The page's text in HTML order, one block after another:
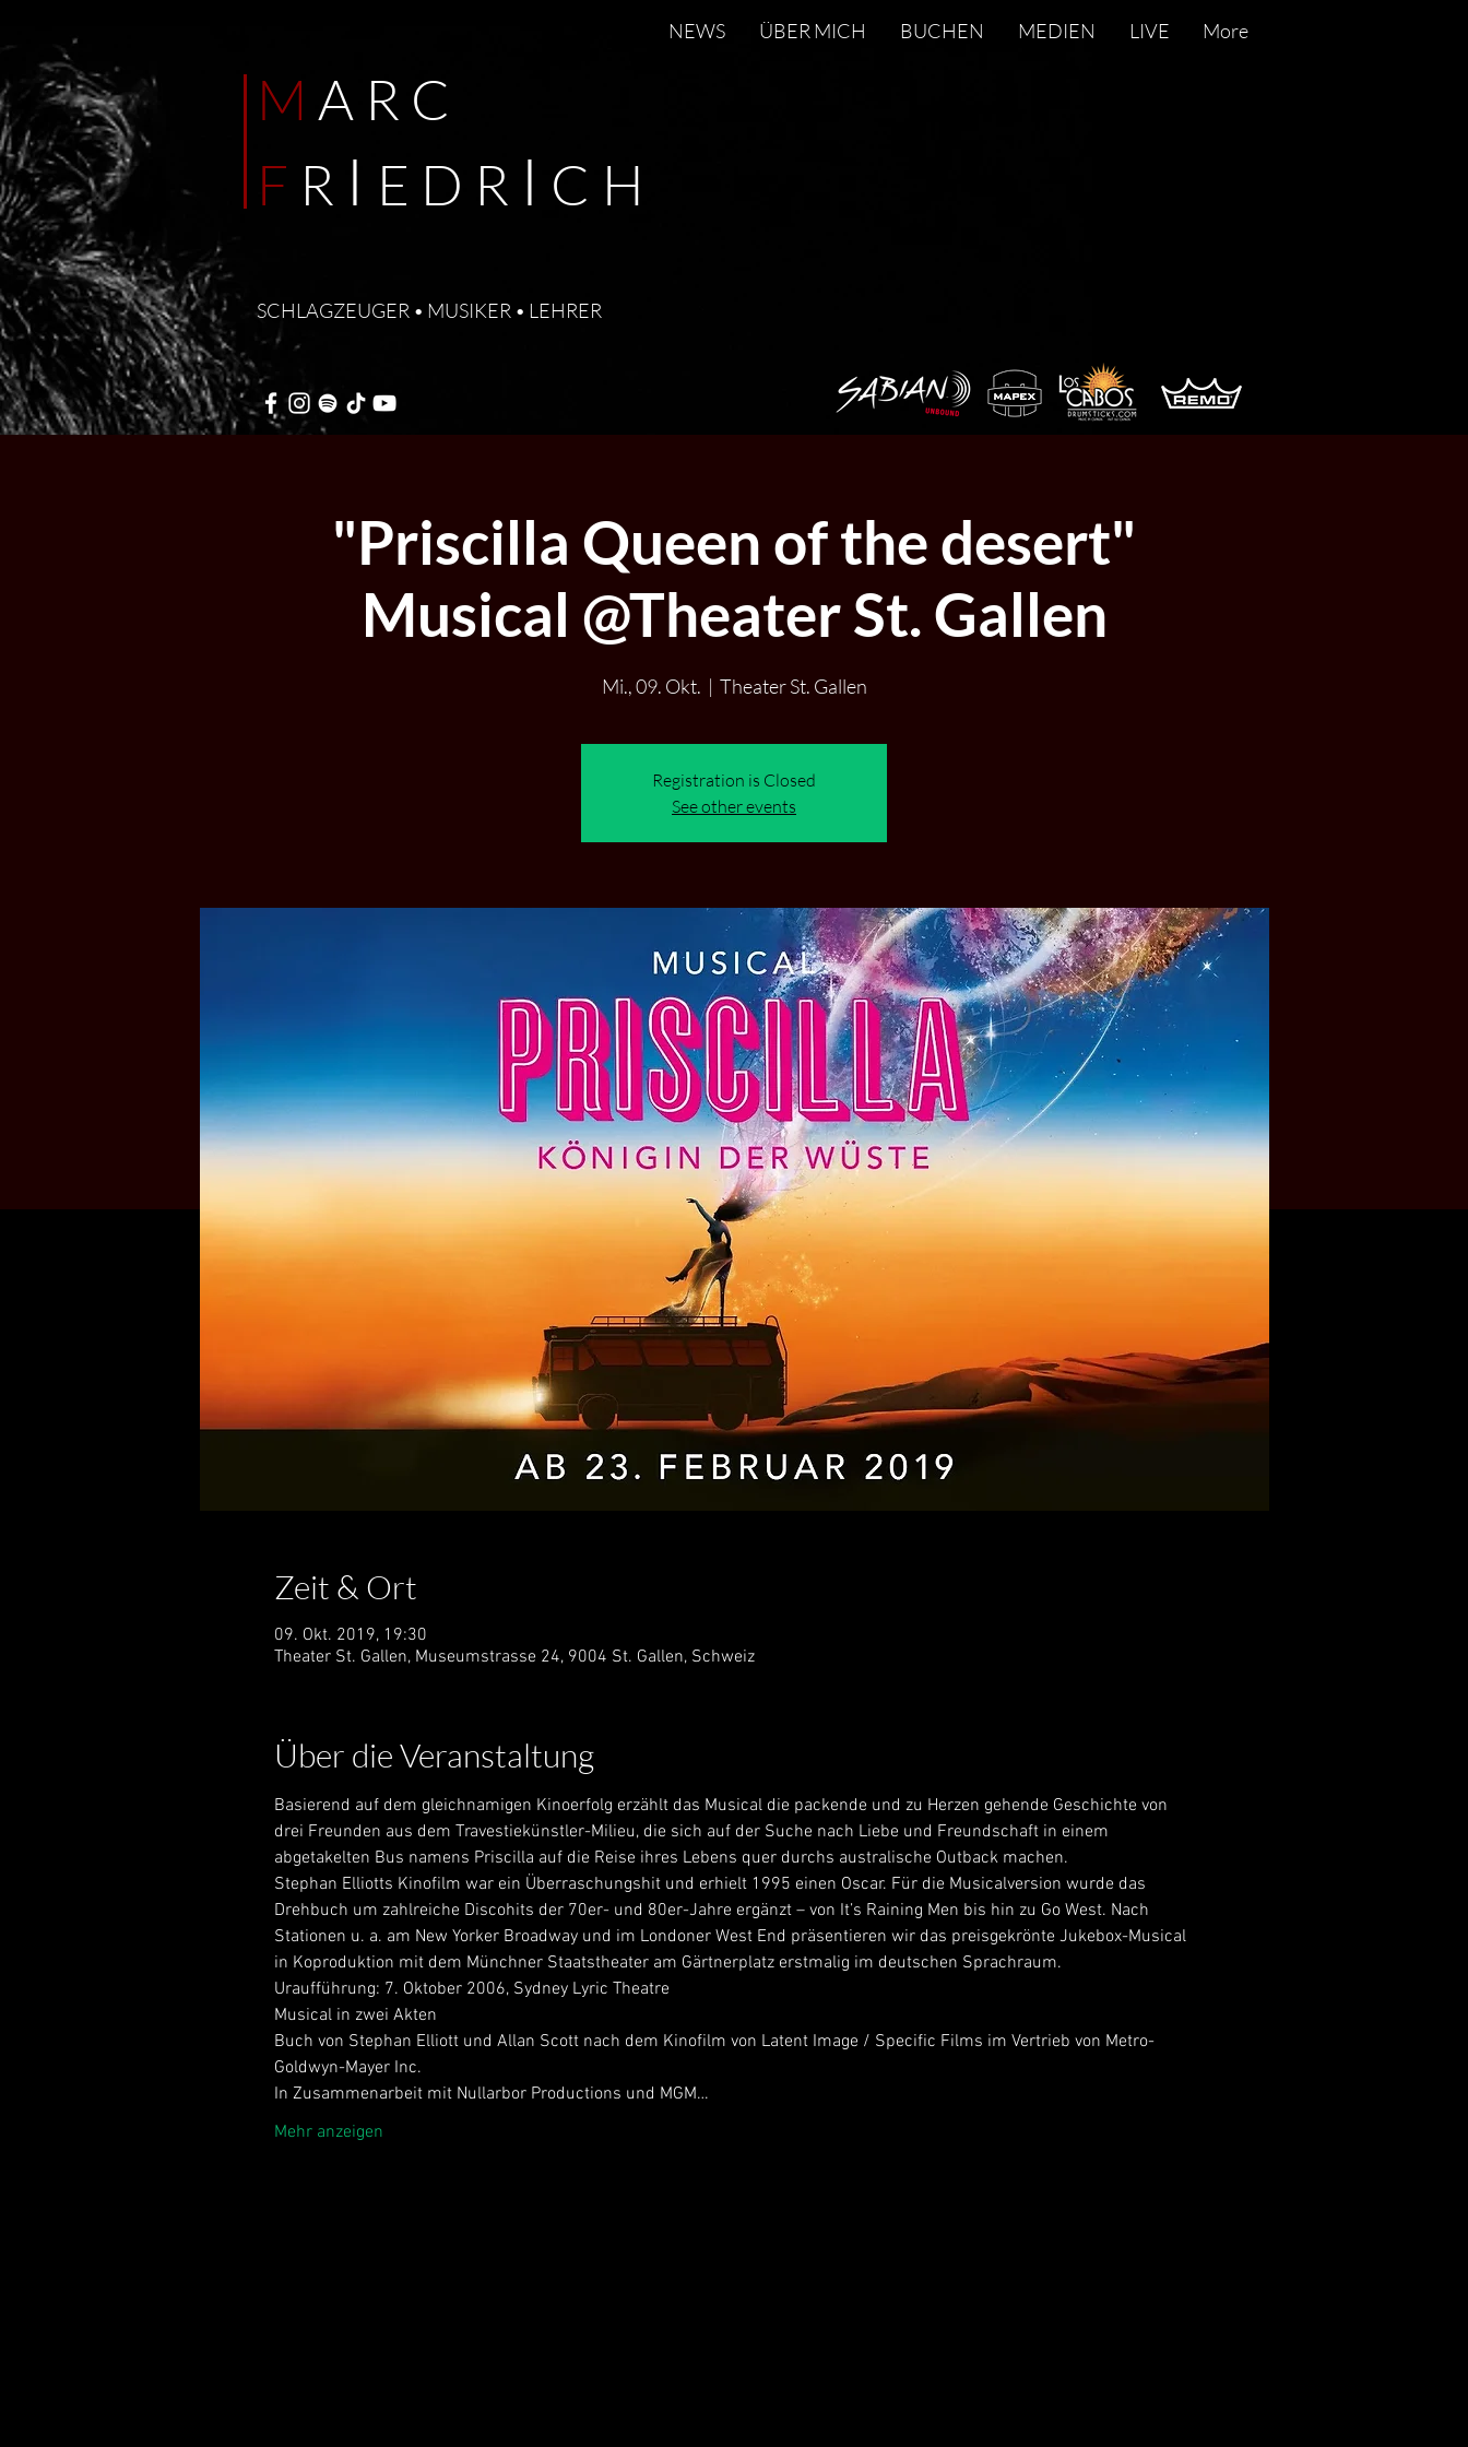
NEWS ÜBER MICH BUCHEN MEDIEN LIVE More
M ARC
F R I E DR I CH
SCHLAGZEUGER • MUSIKER • LEHRER
"Priscilla Queen of the desert"
Musical @Theater St. Gallen
Mi., 09. Okt.
  |
Theater St. Gallen
Registration is Closed
See other events
Zeit & Ort
09. Okt. 2019, 19:30
Theater St. Gallen, Museumstrasse 24, 9004 St. Gallen, Schweiz
Über die Veranstaltung
Basierend auf dem gleichnamigen Kinoerfolg erzählt das Musical die packende und zu Herzen gehende Geschichte von
drei Freunden aus dem Travestiekünstler-Milieu, die sich auf der Suche nach Liebe und Freundschaft in einem
abgetakelten Bus namens Priscilla auf die Reise ihres Lebens quer durchs australische Outback machen.
Stephan Elliotts Kinofilm war ein Überraschungshit und erhielt 1995 einen Oscar. Für die Musicalversion wurde das
Drehbuch um zahlreiche Discohits der 70er- und 80er-Jahre ergänzt – von It’s Raining Men bis hin zu Go West. Nach
Stationen u. a. am New Yorker Broadway und im Londoner West End präsentieren wir das preisgekrönte Jukebox-Musical
in Koproduktion mit dem Münchner Staatstheater am Gärtnerplatz erstmalig im deutschen Sprachraum.
Uraufführung: 7. Oktober 2006, Sydney Lyric Theatre
Musical in zwei Akten
Buch von Stephan Elliott und Allan Scott nach dem Kinofilm von Latent Image / Specific Films im Vertrieb von Metro-
Goldwyn-Mayer Inc.
In Zusammenarbeit mit Nullarbor Productions und MGM…
Mehr anzeigen